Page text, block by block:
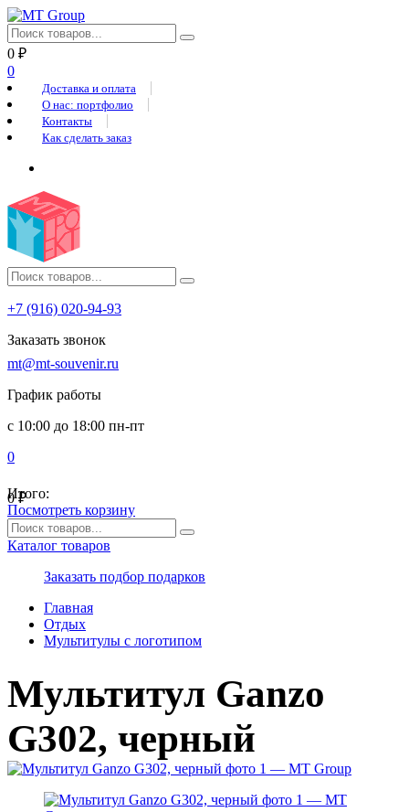
0 ₽
0
Доставка и оплата
О нас: портфолио
Контакты
Как сделать заказ
+7 (916) 020-94-93
Заказать звонок
mt@mt-souvenir.ru
График работы
с 10:00 до 18:00 пн-пт
0
0₽
Итого:
Посмотреть корзину
Каталог товаров
Заказать подбор подарков
Главная
Отдых
Мультитулы с логотипом
Мультитул Ganzo
G302, черный